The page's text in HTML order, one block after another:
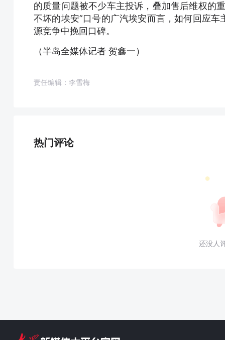
的质量问题被不少车主投诉，叠加售后维权的
不坏的埃安”口号的广汽埃安而言，如何回应
源竞争中挽回口碑。
（半岛全媒体记者 贺鑫一）
责任编辑：李雪梅
热门评论
还没人